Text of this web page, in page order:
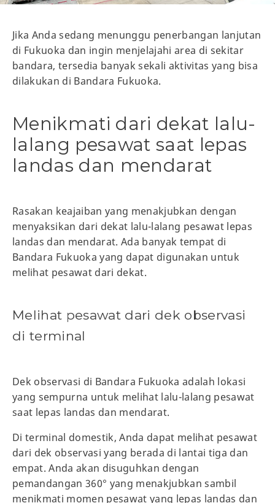
Jika Anda sedang menunggu penerbangan lanjutan
di Fukuoka dan ingin menjelajahi area di sekitar
bandara, tersedia banyak sekali aktivitas yang bisa
dilakukan di Bandara Fukuoka.
Menikmati dari dekat lalu-
lalang pesawat saat lepas
landas dan mendarat
Rasakan keajaiban yang menakjubkan dengan
menyaksikan dari dekat lalu-lalang pesawat lepas
landas dan mendarat. Ada banyak tempat di
Bandara Fukuoka yang dapat digunakan untuk
melihat pesawat dari dekat.
Melihat pesawat dari dek observasi
di terminal
Dek observasi di Bandara Fukuoka adalah lokasi
yang sempurna untuk melihat lalu-lalang pesawat
saat lepas landas dan mendarat.
Di terminal domestik, Anda dapat melihat pesawat
dari dek observasi yang berada di lantai tiga dan
empat. Anda akan disuguhkan dengan
pemandangan 360° yang menakjubkan sambil
menikmati momen pesawat yang lepas landas dan